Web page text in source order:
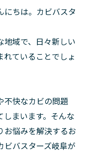
にちは。カビバスタ
地域で、日々新しい
ていることでしょ
不快なカビの問題
まいます。そんな
お悩みを解決するお
ビバスターズ岐阜が